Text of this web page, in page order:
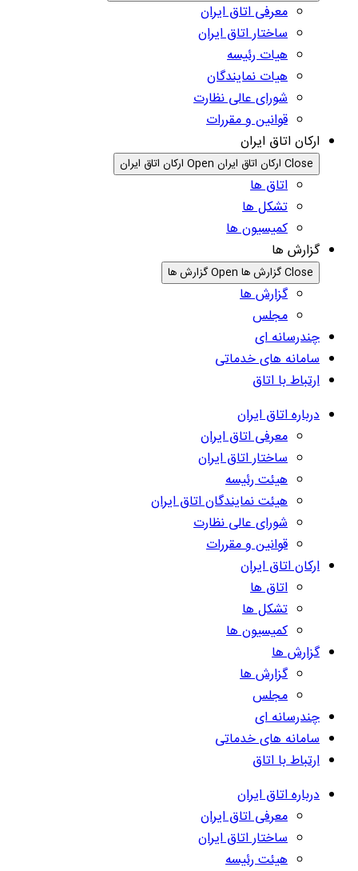
معرفی اتاق ایران
ساختار اتاق ایران
هیات رئیسه
هیات نمایندگان
شورای عالی نظارت
قوانین و مقررات
ارکان اتاق ایران
Close ارکان اتاق ایران Open ارکان اتاق ایران
اتاق ها
تشکل ها
کمیسیون ها
گزارش ها
Close گزارش ها Open گزارش ها
گزارش ها
مجلس
چندرسانه ای
سامانه های خدماتی
ارتباط با اتاق
درباره اتاق ایران
معرفی اتاق ایران
ساختار اتاق ایران
هیئت رئیسه
هیئت نمایندگان اتاق ایران
شورای عالی نظارت
قوانین و مقررات
ارکان اتاق ایران
اتاق ها
تشکل ها
کمیسیون ها
گزارش ها
گزارش ها
مجلس
چندرسانه ای
سامانه های خدماتی
ارتباط با اتاق
درباره اتاق ایران
معرفی اتاق ایران
ساختار اتاق ایران
هیئت رئیسه